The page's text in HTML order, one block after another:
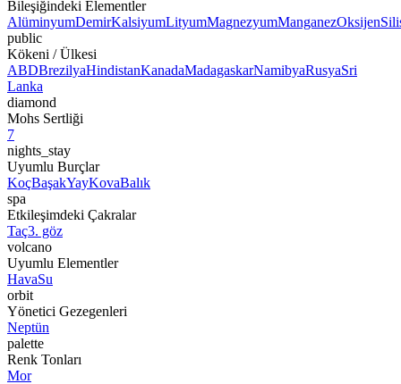
Bileşiğindeki Elementler
AlüminyumDemirKalsiyumLityumMagnezyumManganezOksijen
public
Kökeni / Ülkesi
ABDBrezilyaHindistanKanadaMadagaskarNamibyaRusyaSri
Lanka
diamond
Mohs Sertliği
7
nights_stay
Uyumlu Burçlar
KoçBaşakYayKovaBalık
spa
Etkileşimdeki Çakralar
Taç3. göz
volcano
Uyumlu Elementler
HavaSu
orbit
Yönetici Gezegenleri
Neptün
palette
Renk Tonları
Mor